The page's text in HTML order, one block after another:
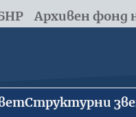
Архивен фонд
Структурни